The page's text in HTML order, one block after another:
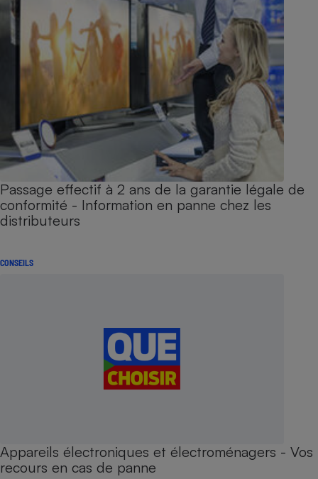
Passage effectif à 2 ans de la garantie légale de
conformité - Information en panne chez les
distributeurs
CONSEILS
Appareils électroniques et électroménagers - Vos
recours en cas de panne